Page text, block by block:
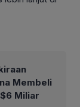
Membeli
Miliar